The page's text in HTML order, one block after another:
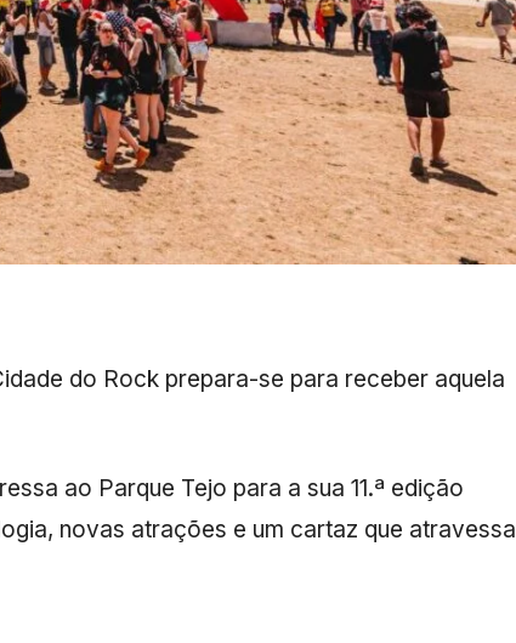
do Rock prepara-se para receber aquela
ao Parque Tejo para a sua 11.ª edição
novas atrações e um cartaz que atravessa